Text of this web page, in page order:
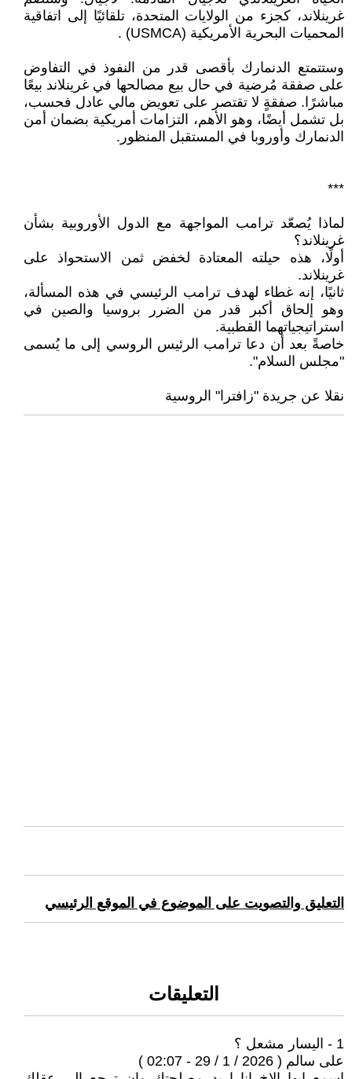
غرينلاند، كجزء من الولايات ‏المتحدة، تلقائيًا إلى اتفاقية
المحميات البحرية الأمريكية‎ (USMCA) ‎‏.‏‎ ‎
وستتمتع الدنمارك بأقصى قدر من النفوذ في التفاوض
على صفقة مُرضية في حال بيع مصالحها في ‏غرينلاند بيعًا
مباشرًا. صفقةٍ لا تقتصر على تعويض مالي عادل فحسب،
بل تشمل أيضًا، وهو الأهم، التزامات ‏أمريكية بضمان أمن
الدنمارك وأوروبا في المستقبل المنظور‎.‎
‎***‎
لماذا يُصعّد ترامب المواجهة مع الدول الأوروبية بشأن
غرينلاند؟
أولًا، هذه حيلته المعتادة لخفض ثمن الاستحواذ على
غرينلاند‎.‎
ثانيًا، إنه غطاء لهدف ترامب الرئيسي في هذه المسألة،
وهو إلحاق أكبر قدر من الضرر بروسيا ‏والصين في
استراتيجياتهما القطبية‎.‎
خاصةً بعد أن دعا ترامب الرئيس الروسي إلى ما يُسمى
"مجلس السلام".‏
نقلا عن جريدة "زافترا" الروسية
التعليق والتصويت على الموضوع في الموقع الرئيسي
التعليقات
1 - اليسار مشعل ؟
على سالم ( 2026 / 1 / 29 - 02:07 )